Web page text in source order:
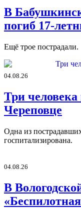
В
погиб 17-
Ещё трое пострадали.
04.08.26
Три
Череповце
Одна из
госпитализирована.
04.08.26
В